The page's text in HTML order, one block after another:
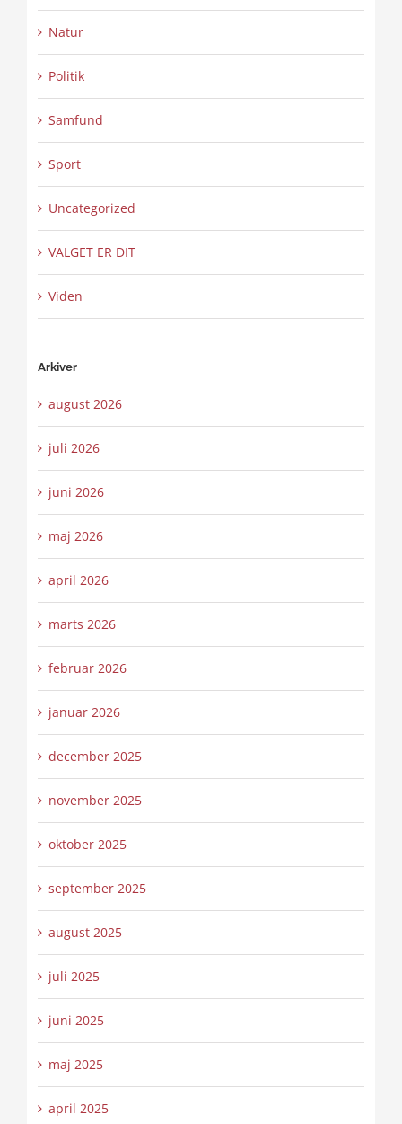
Natur
Politik
Samfund
Sport
Uncategorized
VALGET ER DIT
Viden
Arkiver
august 2026
juli 2026
juni 2026
maj 2026
april 2026
marts 2026
februar 2026
januar 2026
december 2025
november 2025
oktober 2025
september 2025
august 2025
juli 2025
juni 2025
maj 2025
april 2025